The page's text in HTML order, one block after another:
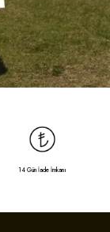
14 Gün İade İmkanı